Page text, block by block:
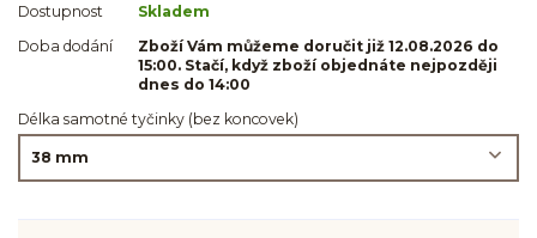
Dostupnost
Skladem
Doba dodání
Zboží Vám můžeme doručit již 12.08.2026 do
15:00. Stačí, když zboží objednáte nejpozději
dnes do 14:00
Délka samotné tyčinky (bez koncovek)